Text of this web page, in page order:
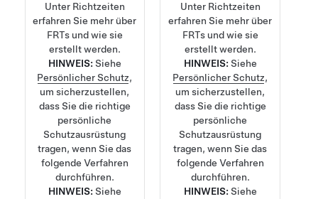
Unter Richtzeiten
erfahren Sie mehr über
FRTs und wie sie
erstellt werden.
HINWEIS: Siehe
Persönlicher Schutz,
um sicherzustellen,
dass Sie die richtige
persönliche
Schutzausrüstung
tragen, wenn Sie das
folgende Verfahren
durchführen.
HINWEIS: Siehe
Unter Richtzeiten
erfahren Sie mehr über
FRTs und wie sie
erstellt werden.
HINWEIS: Siehe
Persönlicher Schutz,
um sicherzustellen,
dass Sie die richtige
persönliche
Schutzausrüstung
tragen, wenn Sie das
folgende Verfahren
durchführen.
HINWEIS: Siehe